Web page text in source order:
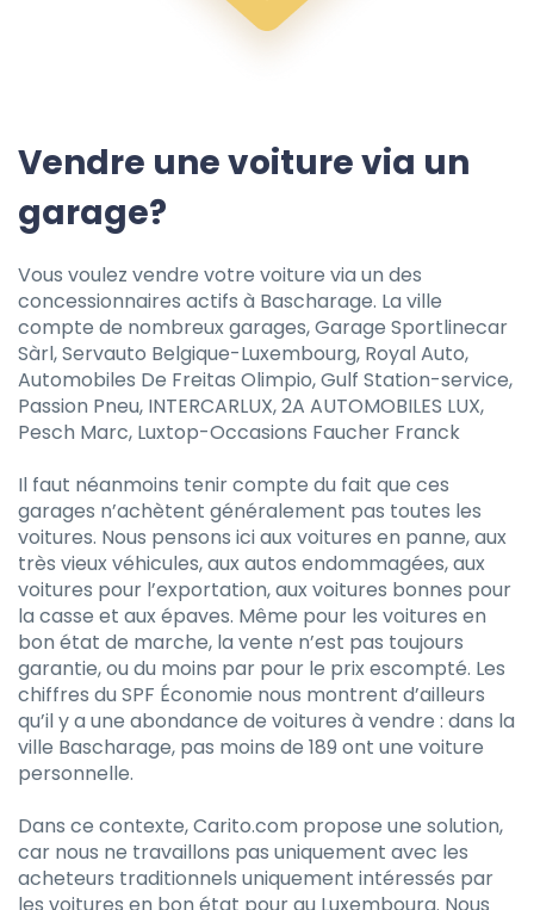
Vendre une voiture via un
garage?
Vous voulez vendre votre voiture via un des
concessionnaires actifs à Bascharage. La ville
compte de nombreux garages, Garage Sportlinecar
Sàrl, Servauto Belgique-Luxembourg, Royal Auto,
Automobiles De Freitas Olimpio, Gulf Station-service,
Passion Pneu, INTERCARLUX, 2A AUTOMOBILES LUX,
Pesch Marc, Luxtop-Occasions Faucher Franck
Il faut néanmoins tenir compte du fait que ces
garages n’achètent généralement pas toutes les
voitures. Nous pensons ici aux voitures en panne, aux
très vieux véhicules, aux autos endommagées, aux
voitures pour l’exportation, aux voitures bonnes pour
la casse et aux épaves. Même pour les voitures en
bon état de marche, la vente n’est pas toujours
garantie, ou du moins par pour le prix escompté. Les
chiffres du SPF Économie nous montrent d’ailleurs
qu’il y a une abondance de voitures à vendre : dans la
ville Bascharage, pas moins de 189 ont une voiture
personnelle.
Dans ce contexte, Carito.com propose une solution,
car nous ne travaillons pas uniquement avec les
acheteurs traditionnels uniquement intéressés par